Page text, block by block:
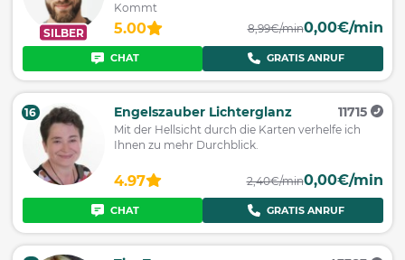
SILBER
Kommt
5.00 8,99€/min0,00€/min
CHAT GRATIS ANRUF
16 Engelszauber Lichterglanz 11715
Mit der Hellsicht durch die Karten verhelfe ich
Ihnen zu mehr Durchblick.
4.97 2,40€/min0,00€/min
CHAT GRATIS ANRUF